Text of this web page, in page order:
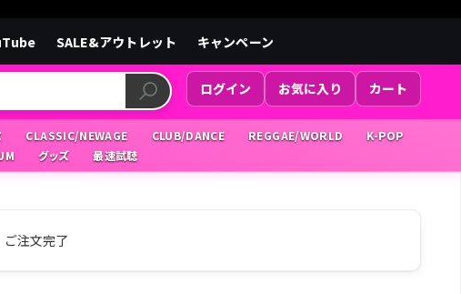
SALE&アウトレット キャンペーン
ログイン お気に入り カート
CLASSIC/NEWAGE CLUB/DANCE REGGAE/WORLD
K-POP
グッズ 最速試聴
ご注文完了